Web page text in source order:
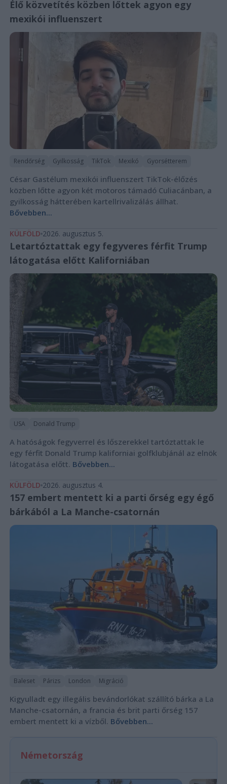
Élő közvetítés közben lőttek agyon egy
mexikói influenszert
Rendőrség Gyilkosság TikTok Mexikó Gyorsétterem
César Gastélum mexikói influenszert TikTok-élőzés
közben lőtte agyon két motoros támadó Culiacánban, a
gyilkosság hátterében kartellrivalizálás állhat.
Bővebben...
KÜLFÖLD 2026. augusztus 5.
Letartóztattak egy fegyveres férfit Trump
látogatása előtt Kaliforniában
USA Donald Trump
A hatóságok fegyverrel és lőszerekkel tartóztattak le
egy férfit Donald Trump kaliforniai golfklubjánál az elnök
látogatása előtt. Bővebben...
KÜLFÖLD 2026. augusztus 4.
157 embert mentett ki a parti őrség egy égő
bárkából a La Manche-csatornán
Baleset Párizs London Migráció
Kigyulladt egy illegális bevándorlókat szállító bárka a La
Manche-csatornán, a francia és brit parti őrség 157
embert mentett ki a vízből. Bővebben...
Németország